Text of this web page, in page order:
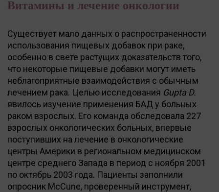
Витамины и лечение онкологии
Существует мало данных о распространенности
использования пищевых добавок при раке,
особенно в свете растущих доказательств того,
что некоторые пищевые добавки могут иметь
неблагоприятные взаимодействия с обычным
лечением рака. Целью исследования Gupta D.
явилось изучение применения БАД у больных
раком взрослых. Его команда обследовала 227
взрослых онкологических больных, впервые
поступивших на лечение в онкологические
центры Америки в региональном медицинском
центре среднего Запада в период с ноября 2001
по октябрь 2003 года. Пациенты заполнили
опросник McCune, проверенный инструмент,